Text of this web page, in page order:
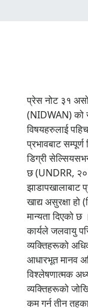
प्रेस नोट ३१
(NIDWAN) को
विषयहरुलाई
प्रभावबाट
डिग्री
छ (UNDRR,
झाडापखालाबाट
खाद्य असुरक्षा
मान्यता दिएको
कार्यले जलवायु
व्यक्तिहरूको
आधारभूत मानव
विश्लेषणात्मक
व्यक्तिहरूको
कम गर्न तीन